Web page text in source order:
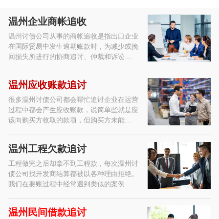
温州企业商帐追收
温州讨债公司从事的商帐追收是指出口企业
在国际贸易中发生逾期账款时，为减少或挽
回损失所进行的协商追讨、仲裁和诉讼…
温州应收账款追讨
很多温州讨债公司都会帮忙追讨企业在运营
过程中都会产生应收账款，说简单些就是应
该向购买方收取的款项，但购买方未能…
温州工程欠款追讨
工程做完之后却拿不到工程款，每次温州讨
债公司找开发商结算都被以各种理由拒绝。
我们在要账过程中经常遇到类似的案例…
温州民间借款追讨